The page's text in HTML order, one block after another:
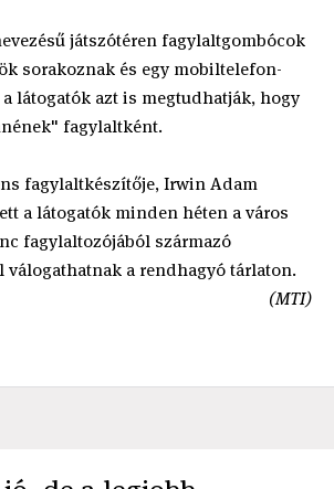
játszótéren fagylaltgombócok
sorakoznak és egy mobiltelefon-
látogatók azt is megtudhatják, hogy
fagylaltként.
fagylaltkészítője, Irwin Adam
a látogatók minden héten a város
fagylaltozójából származó
a rendhagyó tárlaton.
(MTI)